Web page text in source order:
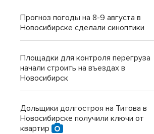
Прогноз погоды на 8-9 августа в
Новосибирске сделали синоптики
Площадки для контроля перегруза
начали строить на въездах в
Новосибирск
Дольщики долгостроя на Титова в
Новосибирске получили ключи от
квартир